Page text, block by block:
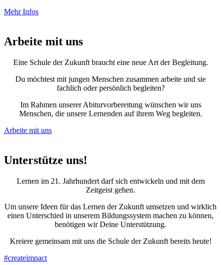
Mehr Infos
Arbeite mit uns
Eine Schule der Zukunft braucht eine neue Art der Begleitung.
Du möchtest mit jungen Menschen zusammen arbeite und sie
fachlich oder persönlich begleiten?
Im Rahmen unserer Abiturvorbereitung wünschen wir uns
Menschen, die unsere Lernenden auf ihrem Weg begleiten.
Arbeite mit uns
Unterstütze uns!
Lernen im 21. Jahrhundert darf sich entwickeln und mit dem
Zeitgeist gehen.
Um unsere Ideen für das Lernen der Zukunft umsetzen und wirklich
einen Unterschied in unserem Bildungssystem machen zu können,
benötigen wir Deine Unterstützung.
Kreiere gemeinsam mit uns die Schule der Zukunft bereits heute!
#createimpact